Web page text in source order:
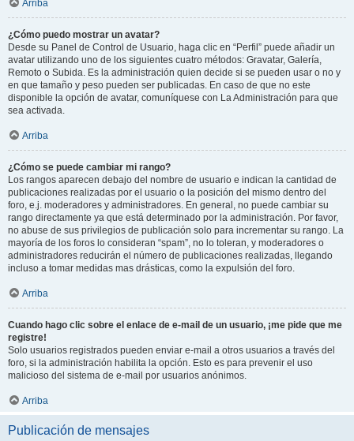
Arriba
¿Cómo puedo mostrar un avatar?
Desde su Panel de Control de Usuario, haga clic en “Perfil” puede añadir un
avatar utilizando uno de los siguientes cuatro métodos: Gravatar, Galería,
Remoto o Subida. Es la administración quien decide si se pueden usar o no y
en que tamaño y peso pueden ser publicadas. En caso de que no este
disponible la opción de avatar, comuníquese con La Administración para que
sea activada.
Arriba
¿Cómo se puede cambiar mi rango?
Los rangos aparecen debajo del nombre de usuario e indican la cantidad de
publicaciones realizadas por el usuario o la posición del mismo dentro del
foro, e.j. moderadores y administradores. En general, no puede cambiar su
rango directamente ya que está determinado por la administración. Por favor,
no abuse de sus privilegios de publicación solo para incrementar su rango. La
mayoría de los foros lo consideran “spam”, no lo toleran, y moderadores o
administradores reducirán el número de publicaciones realizadas, llegando
incluso a tomar medidas mas drásticas, como la expulsión del foro.
Arriba
Cuando hago clic sobre el enlace de e-mail de un usuario, ¡me pide que me
registre!
Solo usuarios registrados pueden enviar e-mail a otros usuarios a través del
foro, si la administración habilita la opción. Esto es para prevenir el uso
malicioso del sistema de e-mail por usuarios anónimos.
Arriba
Publicación de mensajes